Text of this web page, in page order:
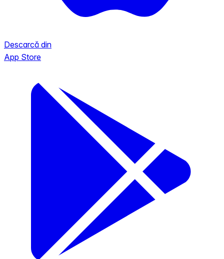
Descarcă din
App Store